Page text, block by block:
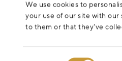
We use cookies to
your use of our site with our
to them or that they’ve